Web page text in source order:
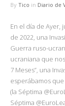
By Tico in Diario de
En el día de Ayer,
de 2022, una
Guerra ruso-
ucraniana que
7 Meses”, una
esperábamos que
(la Séptima
Séptima